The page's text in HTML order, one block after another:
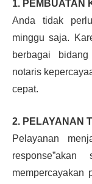
1. PEMBUATAN
Anda tidak
minggu saja.
berbagai
notaris
cepat.
2. PELAYANAN
Pelayanan
mempercayakan